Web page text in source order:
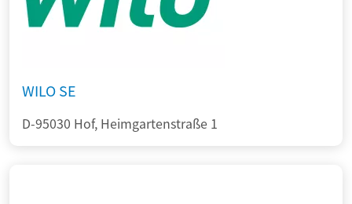
WILO SE
D-95030 Hof, Heimgartenstraße 1